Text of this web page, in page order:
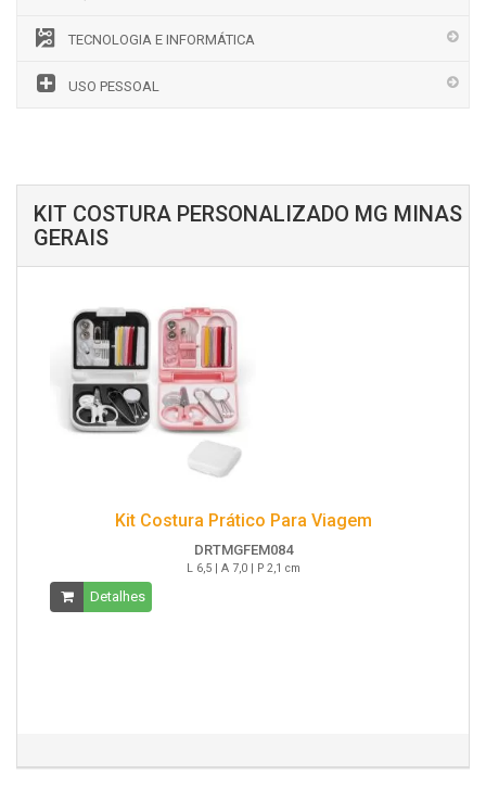
TECNOLOGIA E INFORMÁTICA
USO PESSOAL
KIT COSTURA PERSONALIZADO MG MINAS
GERAIS
Kit Costura Prático Para Viagem
DRTMGFEM084
L 6,5 | A 7,0 | P 2,1 cm
Detalhes